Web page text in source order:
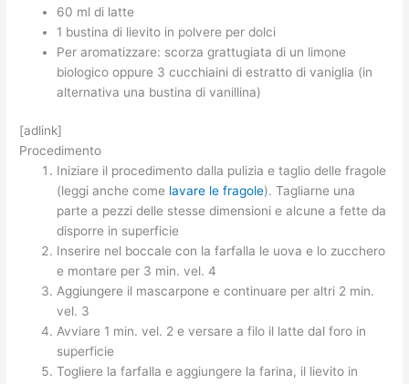
60 ml di latte
1 bustina di lievito in polvere per dolci
Per aromatizzare: scorza grattugiata di un limone
biologico oppure 3 cucchiaini di estratto di vaniglia (in
alternativa una bustina di vanillina)
[adlink]
Procedimento
Iniziare il procedimento dalla pulizia e taglio delle fragole
(leggi anche come lavare le fragole). Tagliarne una
parte a pezzi delle stesse dimensioni e alcune a fette da
disporre in superficie
Inserire nel boccale con la farfalla le uova e lo zucchero
e montare per 3 min. vel. 4
Aggiungere il mascarpone e continuare per altri 2 min.
vel. 3
Avviare 1 min. vel. 2 e versare a filo il latte dal foro in
superficie
Togliere la farfalla e aggiungere la farina, il lievito in